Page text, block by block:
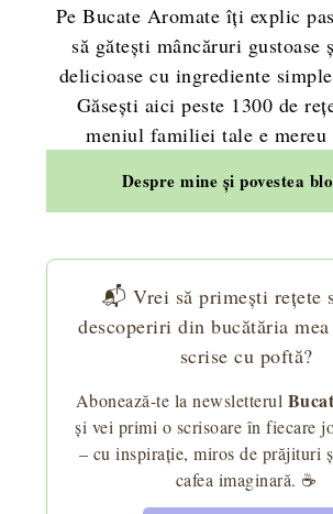
Pe Bucate Aromate îți explic
să gătești mâncăruri gustoase
delicioase cu ingrediente
Găsești aici peste 1300 de
meniul familiei tale e mereu
Despre mine și povestea
📬 Vrei să primești rețete
descoperiri din bucătăria
scrise cu poftă?
Abonează-te la newsletterul
și vei primi o scrisoare în fiecare
– cu inspirație, miros de prăjituri
cafea imaginară. ☕